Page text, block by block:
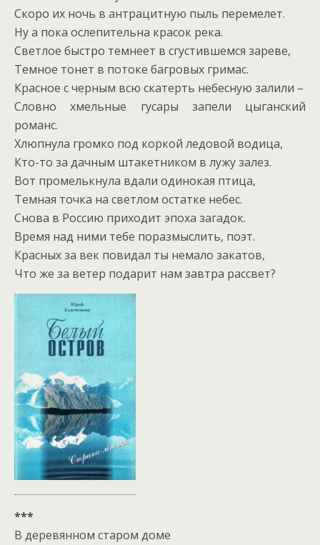
Скоро их ночь в антрацитную пыль перемелет.
Ну а пока ослепительна красок река.
Светлое быстро темнеет в сгустившемся зареве,
Темное тонет в потоке багровых гримас.
Красное с черным всю скатерть небесную залили –
Словно хмельные гусары запели цыганский
романс.
Хлюпнула громко под коркой ледовой водица,
Кто-то за дачным штакетником в лужу залез.
Вот промелькнула вдали одинокая птица,
Темная точка на светлом остатке небес.
Снова в Россию приходит эпоха загадок.
Время над ними тебе поразмыслить, поэт.
Красных за век повидал ты немало закатов,
Что же за ветер подарит нам завтра рассвет?
***
В деревянном старом доме